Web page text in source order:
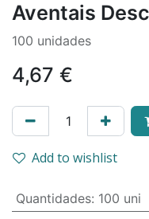
Aventais
100 unidades
4,67 €
Add to wishlist
Quantidades: 100 uni